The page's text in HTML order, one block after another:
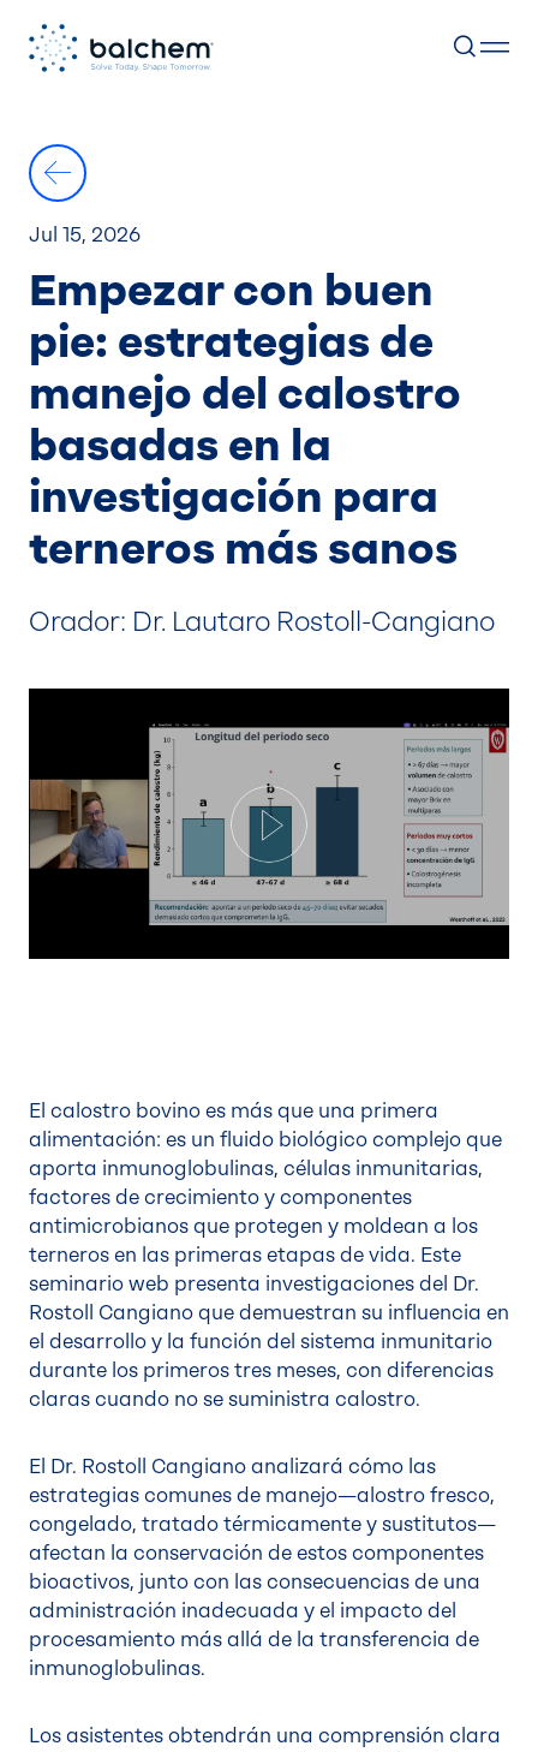
content
Jul 15, 2026
Empezar con buen
pie: estrategias de
manejo del calostro
basadas en la
investigación para
terneros más sanos
Orador: Dr. Lautaro Rostoll-Cangiano
Play
El calostro bovino es más que una primera
alimentación: es un fluido biológico complejo que
aporta inmunoglobulinas, células inmunitarias,
factores de crecimiento y componentes
antimicrobianos que protegen y moldean a los
terneros en las primeras etapas de vida. Este
seminario web presenta investigaciones del Dr.
Rostoll Cangiano que demuestran su influencia en
el desarrollo y la función del sistema inmunitario
durante los primeros tres meses, con diferencias
claras cuando no se suministra calostro.
El Dr. Rostoll Cangiano analizará cómo las
estrategias comunes de manejo—alostro fresco,
congelado, tratado térmicamente y sustitutos—
afectan la conservación de estos componentes
bioactivos, junto con las consecuencias de una
administración inadecuada y el impacto del
procesamiento más allá de la transferencia de
inmunoglobulinas.
Los asistentes obtendrán una comprensión clara